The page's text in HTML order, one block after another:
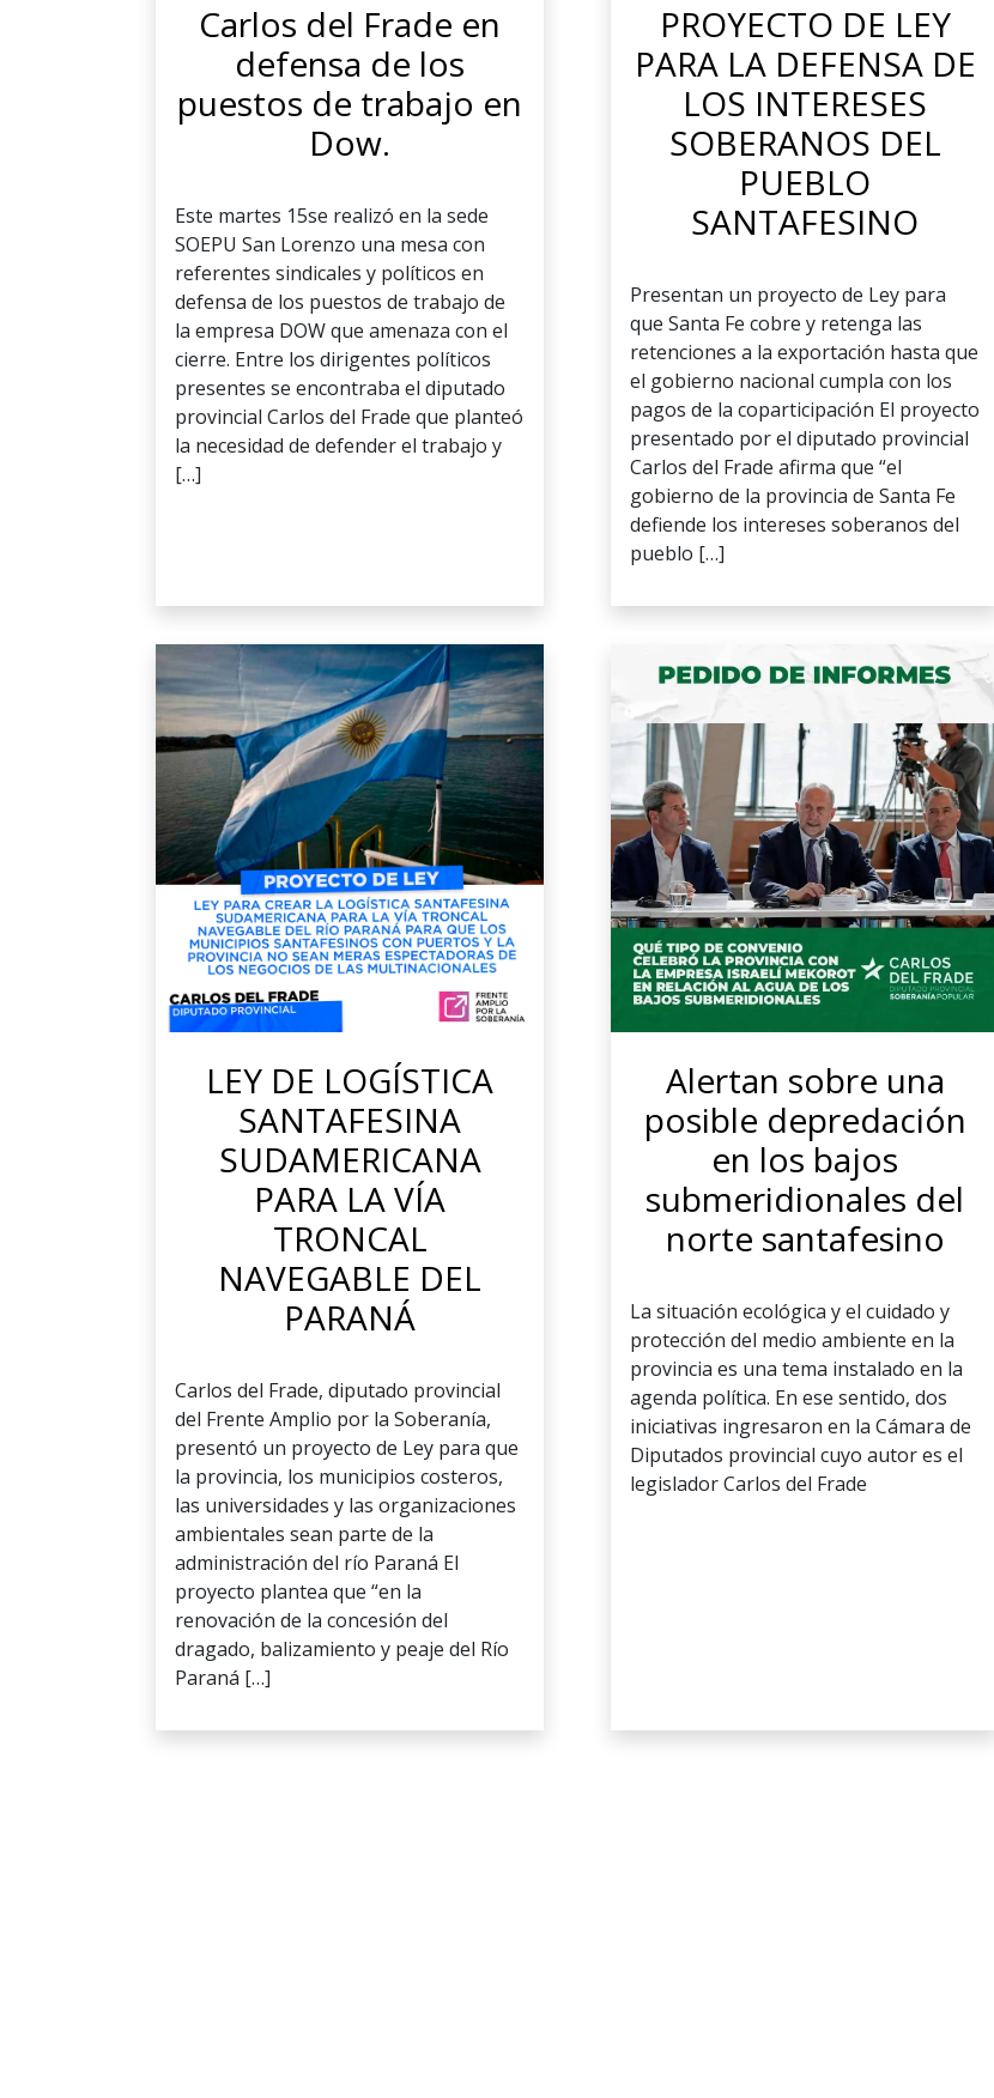
Carlos del Frade en
defensa de los
puestos de trabajo en
Dow.
Este martes 15se realizó en la sede
SOEPU San Lorenzo una mesa con
referentes sindicales y políticos en
defensa de los puestos de trabajo de
la empresa DOW que amenaza con el
cierre. Entre los dirigentes políticos
presentes se encontraba el diputado
provincial Carlos del Frade que planteó
la necesidad de defender el trabajo y
[…]
PROYECTO DE LEY
PARA LA DEFENSA DE
LOS INTERESES
SOBERANOS DEL
PUEBLO
SANTAFESINO
Presentan un proyecto de Ley para
que Santa Fe cobre y retenga las
retenciones a la exportación hasta que
el gobierno nacional cumpla con los
pagos de la coparticipación El proyecto
presentado por el diputado provincial
Carlos del Frade afirma que “el
gobierno de la provincia de Santa Fe
defiende los intereses soberanos del
pueblo […]
LEY DE LOGÍSTICA
SANTAFESINA
SUDAMERICANA
PARA LA VÍA
TRONCAL
NAVEGABLE DEL
PARANÁ
Carlos del Frade, diputado provincial
del Frente Amplio por la Soberanía,
presentó un proyecto de Ley para que
la provincia, los municipios costeros,
las universidades y las organizaciones
ambientales sean parte de la
administración del río Paraná El
proyecto plantea que “en la
renovación de la concesión del
dragado, balizamiento y peaje del Río
Paraná […]
Alertan sobre una
posible depredación
en los bajos
submeridionales del
norte santafesino
La situación ecológica y el cuidado y
protección del medio ambiente en la
provincia es una tema instalado en la
agenda política. En ese sentido, dos
iniciativas ingresaron en la Cámara de
Diputados provincial cuyo autor es el
legislador Carlos del Frade